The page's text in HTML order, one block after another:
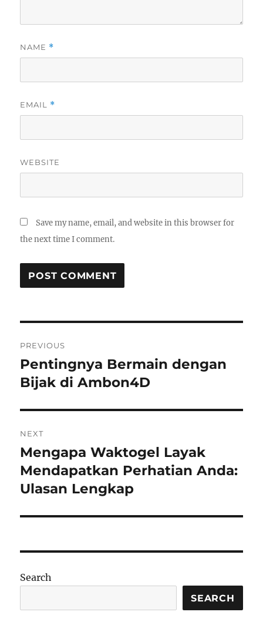
NAME *
EMAIL *
WEBSITE
Save my name, email, and website in this browser for
the next time I comment.
navigation
PREVIOUS
Previous
post:
Pentingnya Bermain dengan
Bijak di Ambon4D
NEXT
Next
post:
Mengapa Waktogel Layak
Mendapatkan Perhatian Anda:
Ulasan Lengkap
Search
SEARCH